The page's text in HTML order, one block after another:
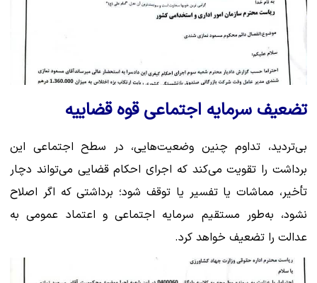
تضعیف سرمایه اجتماعی قوه قضاییه
بی‌تردید، تداوم چنین وضعیت‌هایی، در سطح اجتماعی این
برداشت را تقویت می‌کند که اجرای احکام قضایی می‌تواند دچار
تأخیر، مماشات یا تفسیر یا توقف شود؛ برداشتی که اگر اصلاح
نشود، به‌طور مستقیم سرمایه اجتماعی و اعتماد عمومی به
عدالت را تضعیف خواهد کرد.